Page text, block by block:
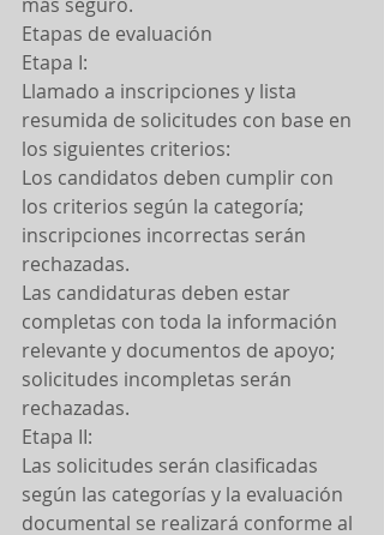
Etapas de evaluación
Etapa I:
Llamado a inscripciones y lista
resumida de solicitudes con base en
los siguientes criterios:
Los candidatos deben cumplir con
los criterios según la categoría;
inscripciones incorrectas serán
rechazadas.
Las candidaturas deben estar
completas con toda la información
relevante y documentos de apoyo;
solicitudes incompletas serán
rechazadas.
Etapa II:
Las solicitudes serán clasificadas
según las categorías y la evaluación
documental se realizará conforme al